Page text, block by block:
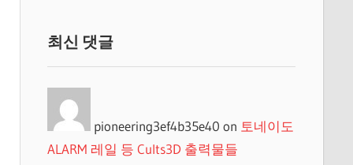
최신 댓글
pioneering3ef4b35e40 on 토네이도
ALARM 레일 등 Cults3D 출력물들